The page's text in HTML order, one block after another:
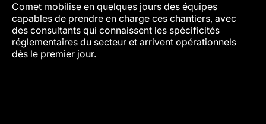
Comet mobilise en quelques jours des équipes
capables de prendre en charge ces chantiers, avec
des consultants qui connaissent les spécificités
réglementaires du secteur et arrivent opérationnels
dès le premier jour.